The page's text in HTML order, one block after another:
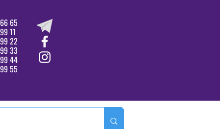
65
11
22
33
44
55